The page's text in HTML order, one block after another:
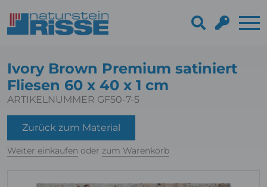
Ivory Brown Premium satiniert
Fliesen 60 x 40 x 1 cm
ARTIKELNUMMER GF50-7-5
Zurück zum Material
Weiter einkaufen oder zum Warenkorb